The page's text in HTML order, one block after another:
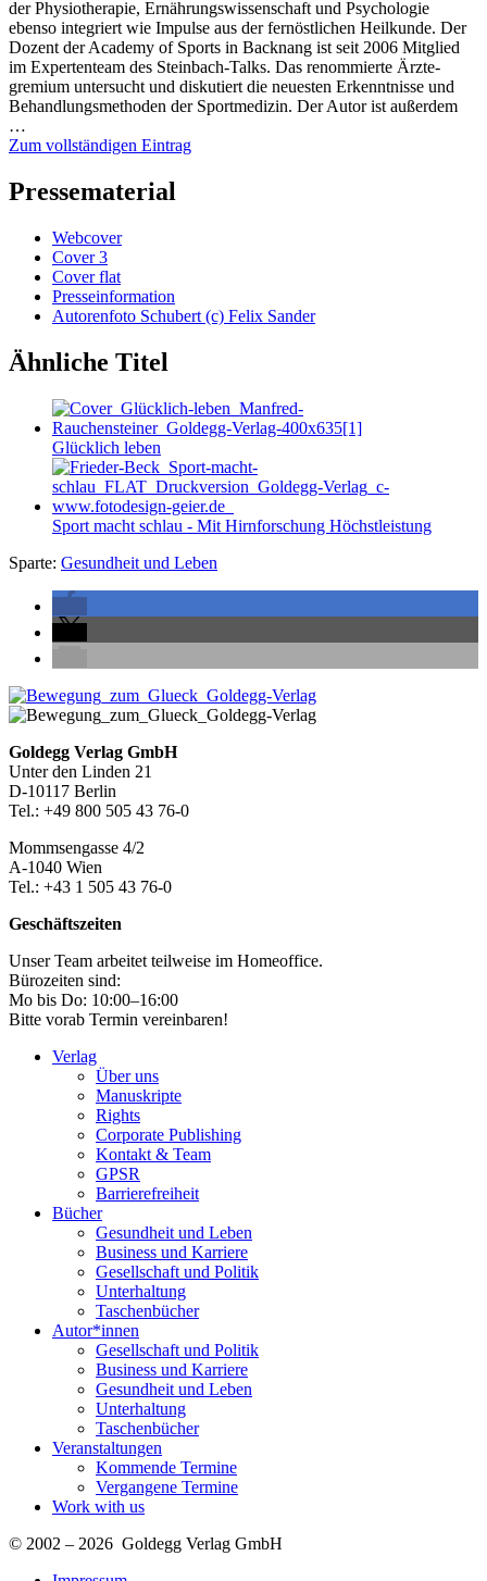
der Physiotherapie, Ernährungswissenschaft und Psychologie
ebenso integriert wie Impulse aus der fernöstlichen Heilkunde. Der
Dozent der Academy of Sports in Backnang ist seit 2006 Mitglied
im Expertenteam des Steinbach-Talks. Das renommierte Ärzte-
gremium untersucht und diskutiert die neuesten Erkenntnisse und
Behandlungsmethoden der Sportmedizin. Der Autor ist außerdem
…
Zum vollständigen Eintrag
Pressematerial
Webcover
Cover 3
Cover flat
Presseinformation
Autorenfoto Schubert (c) Felix Sander
Ähnliche Titel
Glücklich leben
Sport macht schlau - Mit Hirnforschung Höchstleistung
Sparte: Gesundheit und Leben
Seitenleiste
Footer-
Section
Goldegg Verlag GmbH
Unter den Linden 21
D-10117 Berlin
Tel.: +49 800 505 43 76-0
Mommsengasse 4/2
A-1040 Wien
Tel.: +43 1 505 43 76-0
Geschäftszeiten
Unser Team arbeitet teilweise im Homeoffice.
Bürozeiten sind:
Mo bis Do: 10:00–16:00
Bitte vorab Termin vereinbaren!
Verlag
Über uns
Manuskripte
Rights
Corporate Publishing
Kontakt & Team
GPSR
Barrierefreiheit
Bücher
Gesundheit und Leben
Business und Karriere
Gesellschaft und Politik
Unterhaltung
Taschenbücher
Autor*innen
Gesellschaft und Politik
Business und Karriere
Gesundheit und Leben
Unterhaltung
Taschenbücher
Veranstaltungen
Kommende Termine
Vergangene Termine
Work with us
© 2002 – 2026 Goldegg Verlag GmbH